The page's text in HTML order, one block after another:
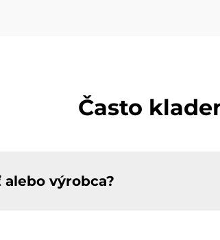
Často
výrobca?